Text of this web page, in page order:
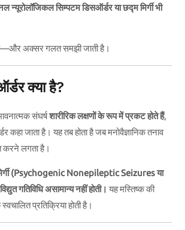
सिम्पटम डिसऑर्डर या छद्म मिर्गी भी
अक्सर गलत समझी जाती है।
क्या है?
संघर्षशारीरिक लक्षणों के रूप में प्रकट होते हैं,
कहा जाता है। यह तब होता है जब मनोवैज्ञानिक तनाव
करने लगता है।
(Psychogenic Nonepileptic Seizures या
गतिविधि असामान्य नहीं होती। यह मस्तिष्क की
प्रतिक्रिया होती है।